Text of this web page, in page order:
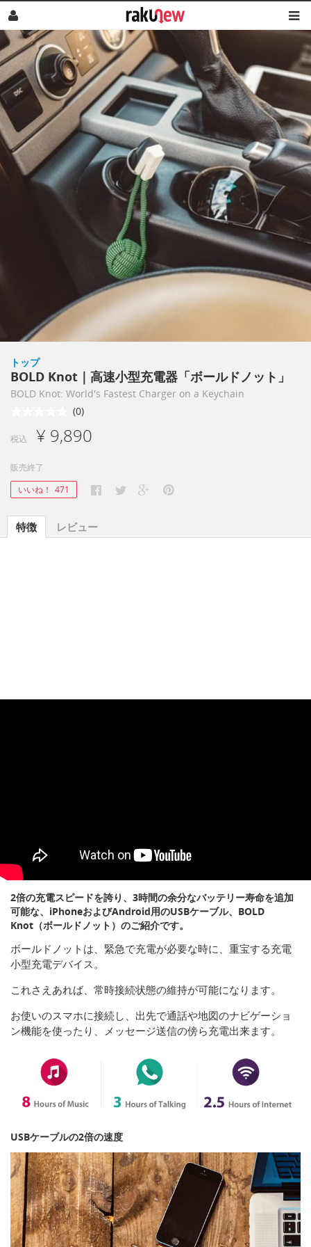
トップ
BOLD Knot｜高速小型充電器「ボールドノット」
BOLD Knot: World's Fastest Charger on a Keychain
(0)
税込 ¥ 9,890
販売終了
いいね！ 471
特徴 レビュー
2倍の充電スピードを誇り、3時間の余分なバッテリー寿命を追加
可能な、iPhoneおよびAndroid用のUSBケーブル、BOLD
Knot（ボールドノット）のご紹介です。
ボールドノットは、緊急で充電が必要な時に、重宝する充電
小型充電デバイス。
これさえあれば、常時接続状態の維持が可能になります。
お使いのスマホに接続し、出先で通話や地図のナビゲーショ
ン機能を使ったり、メッセージ送信の傍ら充電出来ます。
USBケーブルの2倍の速度